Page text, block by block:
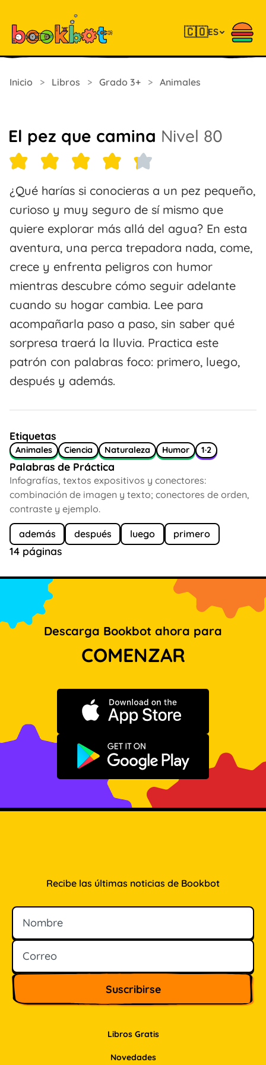
🇨🇴ES
Inicio > Libros > Grado 3+ > Animales
El pez que camina Nivel 80
¿Qué harías si conocieras a un pez pequeño,
curioso y muy seguro de sí mismo que
quiere explorar más allá del agua? En esta
aventura, una perca trepadora nada, come,
crece y enfrenta peligros con humor
mientras descubre cómo seguir adelante
cuando su hogar cambia. Lee para
acompañarla paso a paso, sin saber qué
sorpresa traerá la lluvia. Practica este
patrón con palabras foco: primero, luego,
después y además.
Etiquetas
Animales Ciencia Naturaleza Humor 1·2
Palabras de Práctica
Infografías, textos expositivos y conectores:
combinación de imagen y texto; conectores de orden,
contraste y ejemplo.
además después luego primero
14 páginas
Descarga Bookbot ahora para
COMENZAR
Descargar en App Store
Disponible en Google Play
Libros Gratis
Novedades
Recibe las últimas noticias de Bookbot
Nombre
Correo